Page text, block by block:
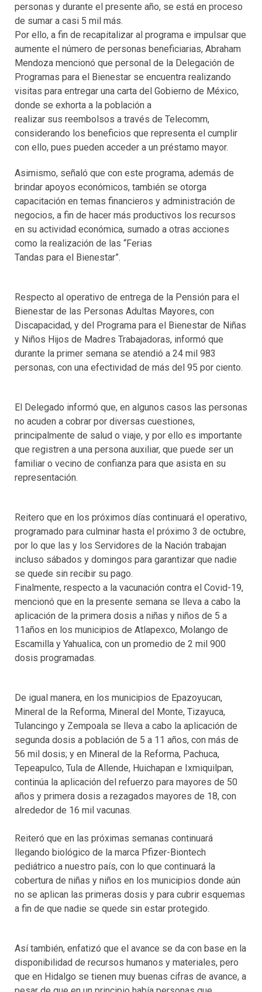
personas y durante el presente año, se está en proceso
de sumar a casi 5 mil más.
Por ello, a fin de recapitalizar al programa e impulsar que
aumente el número de personas beneficiarias, Abraham
Mendoza mencionó que personal de la Delegación de
Programas para el Bienestar se encuentra realizando
visitas para entregar una carta del Gobierno de México,
donde se exhorta a la población a
realizar sus reembolsos a través de Telecomm,
considerando los beneficios que representa el cumplir
con ello, pues pueden acceder a un préstamo mayor.
Asimismo, señaló que con este programa, además de
brindar apoyos económicos, también se otorga
capacitación en temas financieros y administración de
negocios, a fin de hacer más productivos los recursos
en su actividad económica, sumado a otras acciones
como la realización de las “Ferias
Tandas para el Bienestar”.
Respecto al operativo de entrega de la Pensión para el
Bienestar de las Personas Adultas Mayores, con
Discapacidad, y del Programa para el Bienestar de Niñas
y Niños Hijos de Madres Trabajadoras, informó que
durante la primer semana se atendió a 24 mil 983
personas, con una efectividad de más del 95 por ciento.
El Delegado informó que, en algunos casos las personas
no acuden a cobrar por diversas cuestiones,
principalmente de salud o viaje, y por ello es importante
que registren a una persona auxiliar, que puede ser un
familiar o vecino de confianza para que asista en su
representación.
Reitero que en los próximos días continuará el operativo,
programado para culminar hasta el próximo 3 de octubre,
por lo que las y los Servidores de la Nación trabajan
incluso sábados y domingos para garantizar que nadie
se quede sin recibir su pago.
Finalmente, respecto a la vacunación contra el Covid-19,
mencionó que en la presente semana se lleva a cabo la
aplicación de la primera dosis a niñas y niños de 5 a
11años en los municipios de Atlapexco, Molango de
Escamilla y Yahualica, con un promedio de 2 mil 900
dosis programadas.
De igual manera, en los municipios de Epazoyucan,
Mineral de la Reforma, Mineral del Monte, Tizayuca,
Tulancingo y Zempoala se lleva a cabo la aplicación de
segunda dosis a población de 5 a 11 años, con más de
56 mil dosis; y en Mineral de la Reforma, Pachuca,
Tepeapulco, Tula de Allende, Huichapan e Ixmiquilpan,
continúa la aplicación del refuerzo para mayores de 50
años y primera dosis a rezagados mayores de 18, con
alrededor de 16 mil vacunas.
Reiteró que en las próximas semanas continuará
llegando biológico de la marca Pfizer-Biontech
pediátrico a nuestro país, con lo que continuará la
cobertura de niñas y niños en los municipios donde aún
no se aplican las primeras dosis y para cubrir esquemas
a fin de que nadie se quede sin estar protegido.
Así también, enfatizó que el avance se da con base en la
disponibilidad de recursos humanos y materiales, pero
que en Hidalgo se tienen muy buenas cifras de avance, a